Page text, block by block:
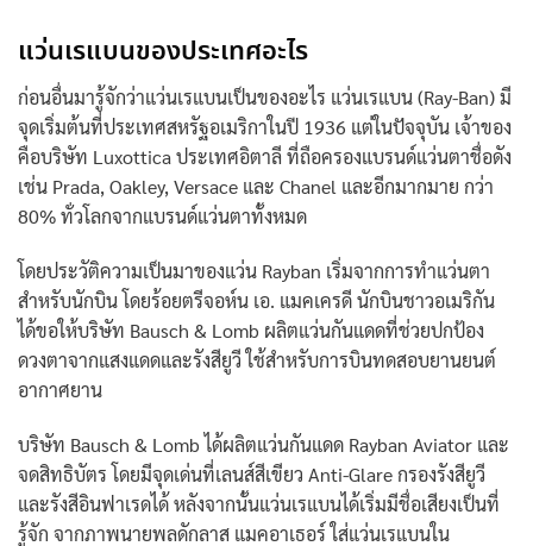
แว่นเรแบนของประเทศอะไร
ก่อนอื่นมารู้จักว่าแว่นเรแบนเป็นของอะไร แว่นเรแบน (Ray-Ban) มี
จุดเริ่มต้นที่ประเทศสหรัฐอเมริกาในปี 1936 แต่ในปัจจุบัน เจ้าของ
คือบริษัท Luxottica ประเทศอิตาลี ที่ถือครองแบรนด์แว่นตาชื่อดัง
เช่น Prada, Oakley, Versace และ Chanel และอีกมากมาย กว่า
80% ทั่วโลกจากแบรนด์แว่นตาทั้งหมด
โดยประวัติความเป็นมาของแว่น Rayban เริ่มจากการทำแว่นตา
สำหรับนักบิน โดยร้อยตรีจอห์น เอ. แมคเครดี นักบินชาวอเมริกัน
ได้ขอให้บริษัท Bausch & Lomb ผลิตแว่นกันแดดที่ช่วยปกป้อง
ดวงตาจากแสงแดดและรังสียูวี ใช้สำหรับการบินทดสอบยานยนต์
อากาศยาน
บริษัท Bausch & Lomb ได้ผลิตแว่นกันแดด Rayban Aviator และ
จดสิทธิบัตร โดยมีจุดเด่นที่เลนส์สีเขียว Anti-Glare กรองรังสียูวี
และรังสีอินฟาเรดได้ หลังจากนั้นแว่นเรแบนได้เริ่มมีชื่อเสียงเป็นที่
รู้จัก จากภาพนายพลดักลาส แมคอาเธอร์ ใส่แว่นเรแบนใน